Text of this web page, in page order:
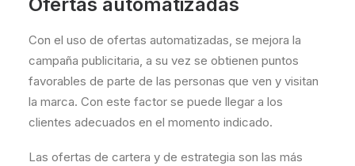
Ofertas automatizadas
Con el uso de ofertas automatizadas, se mejora la
campaña publicitaria, a su vez se obtienen puntos
favorables de parte de las personas que ven y visitan
la marca. Con este factor se puede llegar a los
clientes adecuados en el momento indicado.
Las ofertas de cartera y de estrategia son las más